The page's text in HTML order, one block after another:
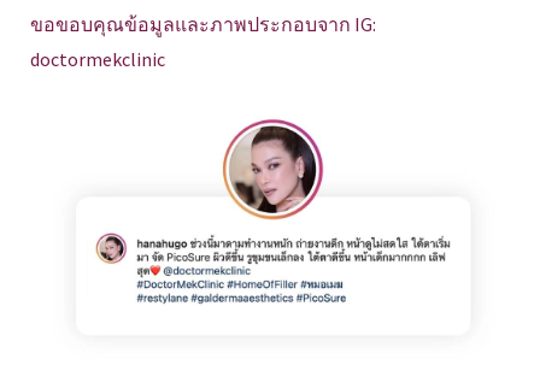
ขอขอบคุณข้อมูลและภาพประกอบจาก IG:
doctormekclinic